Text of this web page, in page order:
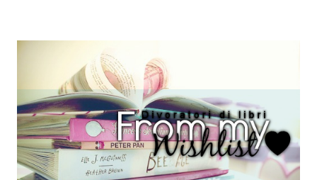
che sono quelle che decidiamo di non fare ma che qualcun
altro potrebbe decidere di fare; Alla fine del tag si passa il
tag (scusate la ripetizione) ad un'altra blogger. Quest'ultima
aggiunge la sua canzone preferita, una descrizione (come
ho fatto io) e il nome del blog e del profilo (per sapere
anche chi è stato taggato) e dopo passa il tag ad un'altra
blogger che a sua volta deve fare il tag completo più la